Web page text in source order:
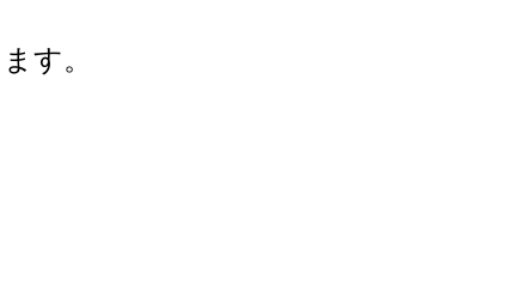
す。